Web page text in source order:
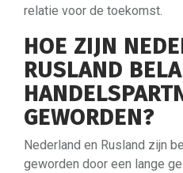
relatie voor de toekomst.
HOE ZIJN
RUSLAND
GEWORDEN?
Nederland en Rusland zijn
geworden door een lange